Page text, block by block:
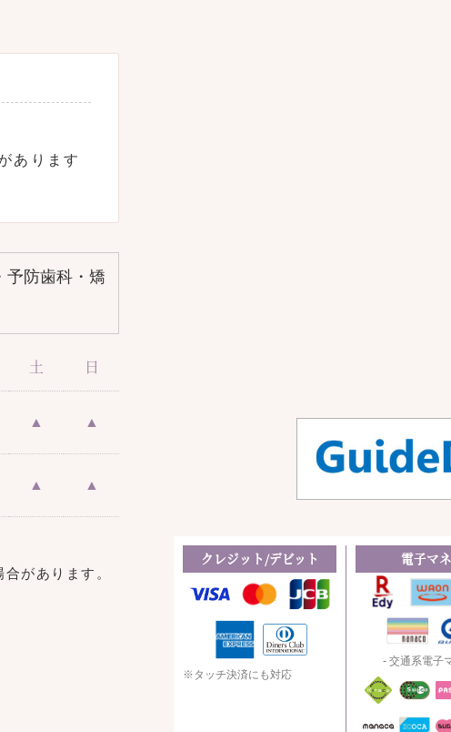
あります
予防歯科・矯
土 日
▲ ▲
▲ ▲
があります。
クレジット/デビット
※タッチ決済にも対応
電子マ
- 交通系電子